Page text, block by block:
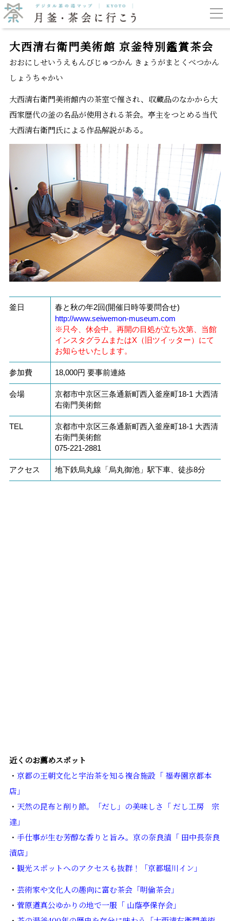
大西清右衛門美術館 京釜特別鑑賞茶会
おおにしせいうえもんびじゅつかん きょうがまとくべつかん
しょうちゃかい
大西清右衛門美術館内の茶室で催され、収蔵品のなかから大
西家歴代の釜の名品が使用される茶会。亭主をつとめる当代
大西清右衛門氏による作品解説がある。
釜日 春と秋の年2回(開催日時等要問合せ)
http://www.seiwemon-museum.com
※只今、休会中。再開の目処が立ち次第、当館
インスタグラムまたはX（旧ツイッター）にて
お知らせいたします。
参加費 18,000円 要事前連絡
会場
京都市中京区三条通新町西入釜座町18-1 大西清
右衛門美術館
TEL
京都市中京区三条通新町西入釜座町18-1 大西清
右衛門美術館
075-221-2881
アクセス 地下鉄烏丸線「烏丸御池」駅下車、徒歩8分
近くのお薦めスポット
・ 京都の王朝文化と宇治茶を知る複合施設「 福寿園京都本
店」
・ 天然の昆布と削り節。「だし」の美味しさ「 だし工房 宗
達」
・ 手仕事が生む芳醇な香りと旨み。京の奈良漬「 田中長奈良
漬店」
・ 観光スポットへのアクセスも抜群！「京都堀川イン」
・ 芸術家や文化人の趣向に富む茶会「明倫茶会」
・ 菅原道真公ゆかりの地で一服「 山蔭亭保存会」